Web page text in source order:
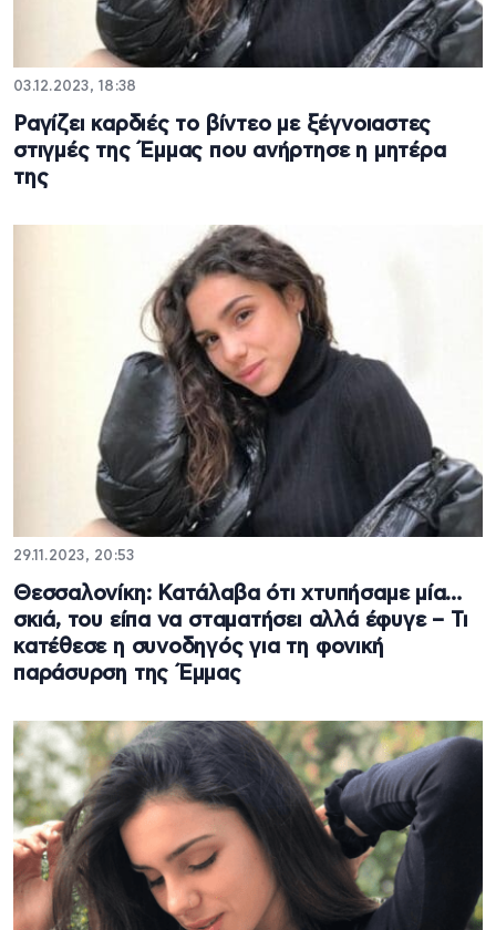
03.12.2023, 18:38
Ραγίζει καρδιές το βίντεο με ξέγνοιαστες
στιγμές της Έμμας που ανήρτησε η μητέρα
της
29.11.2023, 20:53
Θεσσαλονίκη: Κατάλαβα ότι χτυπήσαμε μία…
σκιά, του είπα να σταματήσει αλλά έφυγε – Τι
κατέθεσε η συνοδηγός για τη φονική
παράσυρση της Έμμας